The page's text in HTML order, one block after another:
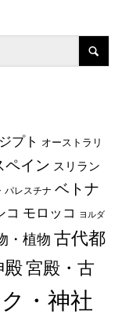
プト オーストラリ
ペイン スリラン
パレスチナ ベトナ
コ モロッコ ヨルダ
・植物 古代都
殿宮殿・古
・神社